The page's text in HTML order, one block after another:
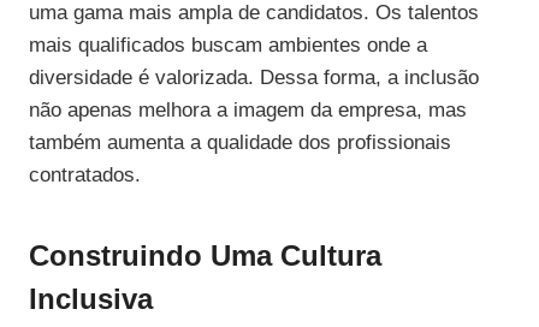
uma gama mais ampla de candidatos. Os talentos
mais qualificados buscam ambientes onde a
diversidade é valorizada. Dessa forma, a inclusão
não apenas melhora a imagem da empresa, mas
também aumenta a qualidade dos profissionais
contratados.
Construindo Uma Cultura
Inclusiva